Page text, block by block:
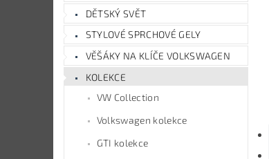
DĚTSKÝ SVĚT
STYLOVÉ SPRCHOVÉ GELY
VĚŠÁKY NA KLÍČE VOLKSWAGEN
KOLEKCE
VW Collection
Volkswagen kolekce
GTI kolekce